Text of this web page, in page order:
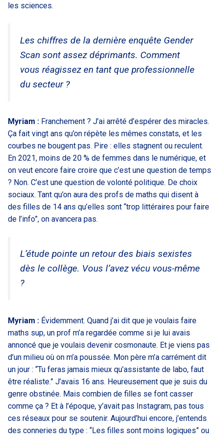
les sciences.
Les chiffres de la dernière enquête Gender
Scan sont assez déprimants. Comment
vous réagissez en tant que professionnelle
du secteur ?
Myriam : Franchement ? J’ai arrêté d’espérer des miracles.
Ça fait vingt ans qu’on répète les mêmes constats, et les
courbes ne bougent pas. Pire : elles stagnent ou reculent.
En 2021, moins de 20 % de femmes dans le numérique, et
on veut encore faire croire que c’est une question de temps
? Non. C’est une question de volonté politique. De choix
sociaux. Tant qu’on aura des profs de maths qui disent à
des filles de 14 ans qu’elles sont “trop littéraires pour faire
de l’info”, on avancera pas.
L’étude pointe un retour des biais sexistes
dès le collège. Vous l’avez vécu vous-même
?
Myriam : Évidemment. Quand j’ai dit que je voulais faire
maths sup, un prof m’a regardée comme si je lui avais
annoncé que je voulais devenir cosmonaute. Et je viens pas
d’un milieu où on m’a poussée. Mon père m’a carrément dit
un jour : “Tu feras jamais mieux qu’assistante de labo, faut
être réaliste.” J’avais 16 ans. Heureusement que je suis du
genre obstinée. Mais combien de filles se font casser
comme ça ? Et à l’époque, y’avait pas Instagram, pas tous
ces réseaux pour se soutenir. Aujourd’hui encore, j’entends
des conneries du type : “Les filles sont moins logiques” ou